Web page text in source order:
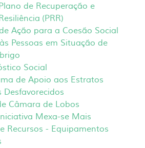
de Recuperação e
(PRR)
Ação para a Coesão Social
Pessoas em Situação de
Social
de Apoio aos Estratos
Desfavorecidos
Câmara de Lobos
Mexa-se Mais
Recursos - Equipamentos